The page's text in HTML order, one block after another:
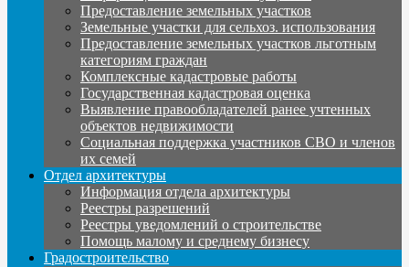
Предоставление земельных участков
Земельные участки для сельхоз. использования
Предоставление земельных участков льготным
категориям граждан
Комплексные кадастровые работы
Государственная кадастровая оценка
Выявление правообладателей ранее учтенных
объектов недвижимости
Социальная поддержка участников СВО и членов
их семей
Отдел архитектуры
Информация отдела архитектуры
Реестры разрешений
Реестры уведомлений о строительстве
Помощь малому и среднему бизнесу
Градостроительство